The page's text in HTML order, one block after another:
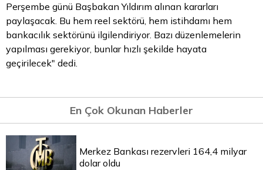
Perşembe günü Başbakan Yıldırım alınan kararları
paylaşacak. Bu hem reel sektörü, hem istihdamı hem
bankacılık sektörünü ilgilendiriyor. Bazı düzenlemelerin
yapılması gerekiyor, bunlar hızlı şekilde hayata
geçirilecek" dedi.
En Çok Okunan Haberler
Merkez Bankası rezervleri 164,4 milyar
dolar oldu